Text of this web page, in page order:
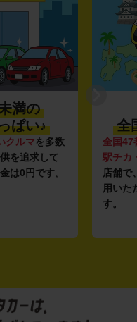
満の
ぱい♪
クルマを多数
を追求して
は0円です。
全
全国47
駅チカ
店舗で
用いた
す。